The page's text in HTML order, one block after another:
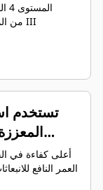
انبعاثات المنظمة البحرية الدولية (IMO) من المستوى III
تستخدم
أعلى كفاءة في
العمر النافع